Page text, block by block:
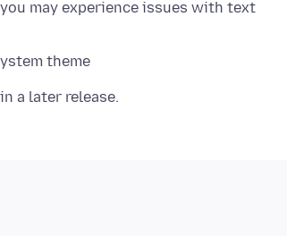
may experience issues with text